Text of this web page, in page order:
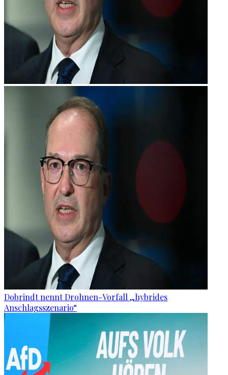
Dobrindt nennt Drohnen-Vorfall „hybrides
Anschlagsszenario“